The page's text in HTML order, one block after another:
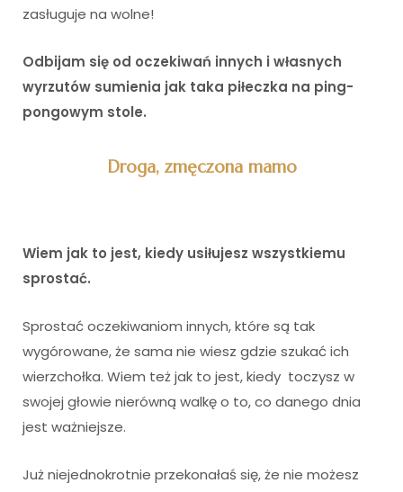
zasługuje na wolne!
Odbijam się od oczekiwań innych i własnych
wyrzutów sumienia jak taka piłeczka na ping-
pongowym stole.
Droga, zmęczona mamo
Wiem jak to jest, kiedy usiłujesz wszystkiemu
sprostać.
Sprostać oczekiwaniom innych, które są tak
wygórowane, że sama nie wiesz gdzie szukać ich
wierzchołka. Wiem też jak to jest, kiedy toczysz w
swojej głowie nierówną walkę o to, co danego dnia
jest ważniejsze.
Już niejednokrotnie przekonałaś się, że nie możesz